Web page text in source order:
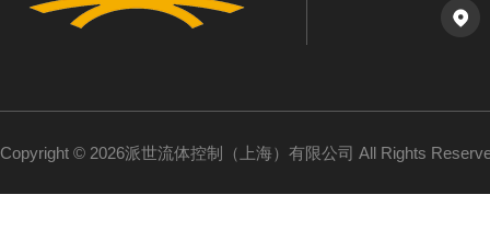
Copyright © 2026派世流体控制（上海）有限公司 All Rights